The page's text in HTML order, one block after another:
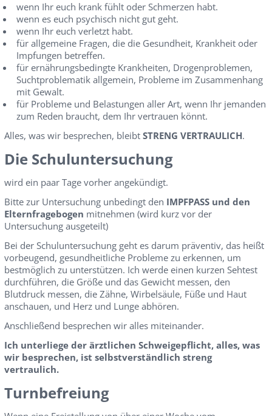
wenn Ihr euch krank fühlt oder Schmerzen habt.
wenn es euch psychisch nicht gut geht.
wenn Ihr euch verletzt habt.
für allgemeine Fragen, die die Gesundheit, Krankheit oder
Impfungen betreffen.
für ernährungsbedingte Krankheiten, Drogenproblemen,
Suchtproblematik allgemein, Probleme im Zusammenhang
mit Gewalt.
für Probleme und Belastungen aller Art, wenn Ihr jemanden
zum Reden braucht, dem Ihr vertrauen könnt.
Alles, was wir besprechen, bleibt STRENG VERTRAULICH.
Die Schuluntersuchung
wird ein paar Tage vorher angekündigt.
Bitte zur Untersuchung unbedingt den IMPFPASS und den
Elternfragebogen mitnehmen (wird kurz vor der
Untersuchung ausgeteilt)
Bei der Schuluntersuchung geht es darum präventiv, das heißt
vorbeugend, gesundheitliche Probleme zu erkennen, um
bestmöglich zu unterstützen. Ich werde einen kurzen Sehtest
durchführen, die Größe und das Gewicht messen, den
Blutdruck messen, die Zähne, Wirbelsäule, Füße und Haut
anschauen, und Herz und Lunge abhören.
Anschließend besprechen wir alles miteinander.
Ich unterliege der ärztlichen Schweigepflicht, alles, was
wir besprechen, ist selbstverständlich streng
vertraulich.
Turnbefreiung